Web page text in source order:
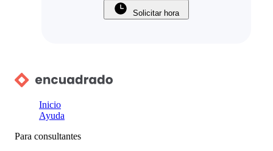
Solicitar hora
Inicio
Ayuda
Para consultantes